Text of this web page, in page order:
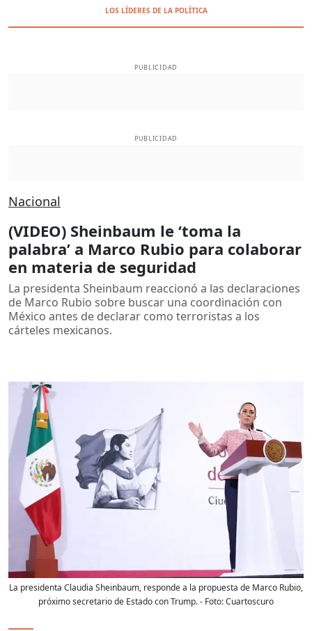
LOS LÍDERES DE LA POLÍTICA
PUBLICIDAD
PUBLICIDAD
Nacional
(VIDEO) Sheinbaum le ‘toma la
palabra’ a Marco Rubio para colaborar
en materia de seguridad
La presidenta Sheinbaum reaccionó a las declaraciones
de Marco Rubio sobre buscar una coordinación con
México antes de declarar como terroristas a los
cárteles mexicanos.
La presidenta Claudia Sheinbaum, responde a la propuesta de Marco Rubio,
próximo secretario de Estado con Trump.- Foto:Cuartoscuro